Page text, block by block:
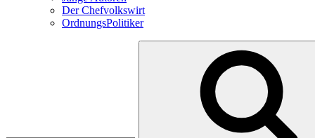
Der Chefvolkswirt
OrdnungsPolitiker